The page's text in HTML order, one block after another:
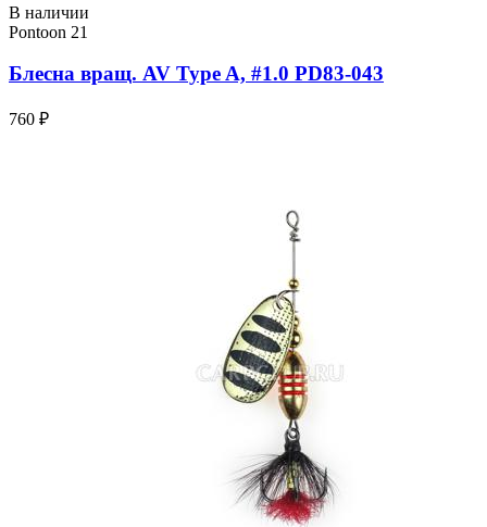
В наличии
Pontoon 21
Блесна вращ. AV Type A, #1.0 PD83-043
760 ₽